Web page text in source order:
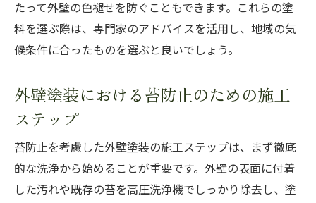
係
苔防止が住宅の寿命に与える影響
外壁塗装による長寿命住宅の実現方法
耐久性を高める苔防止外壁塗装の効果
住宅寿命を延ばす外壁塗装の苔防止対策
苔防止がもたらす長期的な住宅保護の利点
外壁塗装で苔知らず！住宅の耐久性を高める方
法
たって外壁の色褪せを防ぐこともできます。これらの塗
料を選ぶ際は、専門家のアドバイスを活用し、地域の気
候条件に合ったものを選ぶと良いでしょう。
外壁塗装における苔防止のための施工
ステップ
苔防止を考慮した外壁塗装の施工ステップは、まず徹底
的な洗浄から始めることが重要です。外壁の表面に付着
した汚れや既存の苔を高圧洗浄機でしっかり除去し、塗